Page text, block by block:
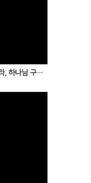
2026 오키나와 단기선교 '보라, 하나님 구원을!' 2일차 보고